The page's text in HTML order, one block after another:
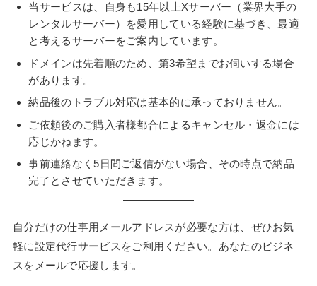
当サービスは、自身も15年以上Xサーバー（業界大手の
レンタルサーバー）を愛用している経験に基づき、最適
と考えるサーバーをご案内しています。
ドメインは先着順のため、第3希望までお伺いする場合
があります。
納品後のトラブル対応は基本的に承っておりません。
ご依頼後のご購入者様都合によるキャンセル・返金には
応じかねます。
事前連絡なく5日間ご返信がない場合、その時点で納品
完了とさせていただきます。
自分だけの仕事用メールアドレスが必要な方は、ぜひお気
軽に設定代行サービスをご利用ください。あなたのビジネ
スをメールで応援します。